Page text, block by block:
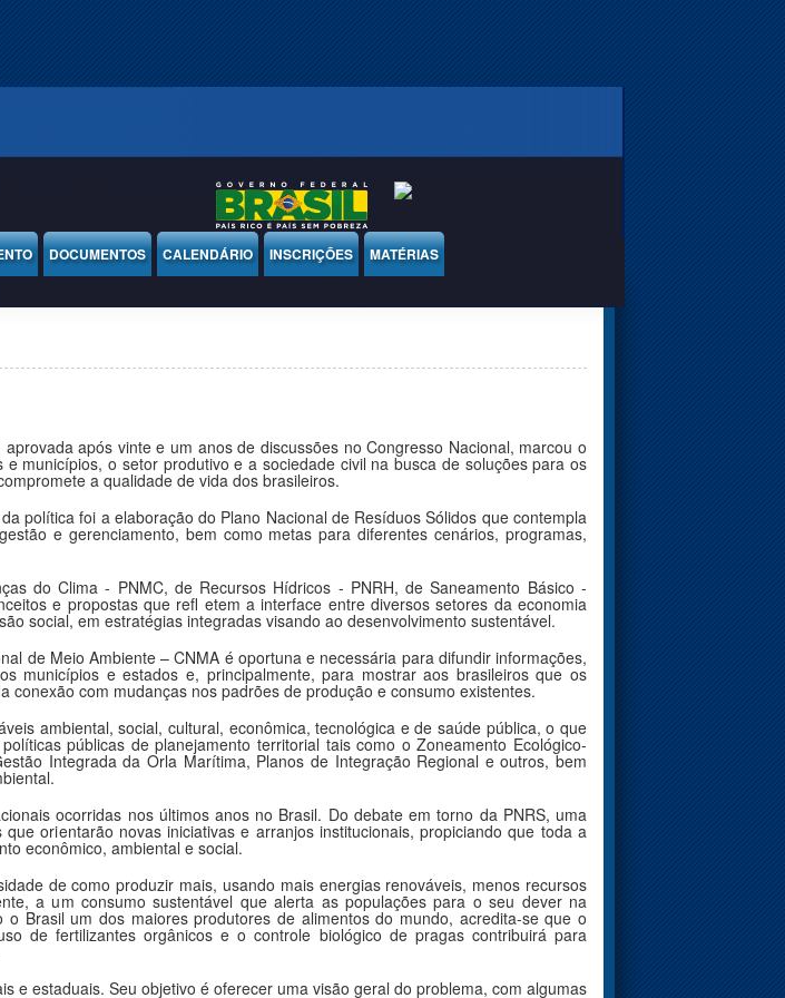
DOCUMENTOS CALENDÁRIO INSCRIÇÕES MATÉRIAS
após vinte e um anos de discussões no Congresso Nacional, marcou o
municípios, o setor produtivo e a sociedade civil na busca de soluções para os
a qualidade de vida dos brasileiros.
política foi a elaboração do Plano Nacional de Resíduos Sólidos que contempla
e gerenciamento, bem como metas para diferentes cenários, programas,
do Clima - PNMC, de Recursos Hídricos - PNRH, de Saneamento Básico -
e propostas que refl etem a interface entre diversos setores da economia
social, em estratégias integradas visando ao desenvolvimento sustentável.
de Meio Ambiente – CNMA é oportuna e necessária para difundir informações,
municípios e estados e, principalmente, para mostrar aos brasileiros que os
com mudanças nos padrões de produção e consumo existentes.
ambiental, social, cultural, econômica, tecnológica e de saúde pública, o que
públicas de planejamento territorial tais como o Zoneamento Ecológico-
Integrada da Orla Marítima, Planos de Integração Regional e outros, bem
ocorridas nos últimos anos no Brasil. Do debate em torno da PNRS, uma
orientarão novas iniciativas e arranjos institucionais, propiciando que toda a
econômico, ambiental e social.
de como produzir mais, usando mais energias renováveis, menos recursos
a um consumo sustentável que alerta as populações para o seu dever na
Brasil um dos maiores produtores de alimentos do mundo, acredita-se que o
de fertilizantes orgânicos e o controle biológico de pragas contribuirá para
e estaduais. Seu objetivo é oferecer uma visão geral do problema, com algumas